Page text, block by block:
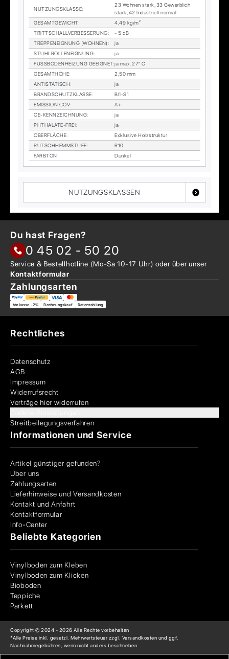
NUT­ZUNGS­KLAS­SE:
23 Woh­nen stark, 33 Ge­werb­lich
stark, 42 In­dus­tri­ell nor­mal
GE­SAMT­GE­WICHT:
4,49 kg/m²
TRITT­SCHALL­VER­BES­SE­RUNG:
- 5 dB
TREP­PEN­EIG­NUNG (WOH­NEN) :
ja
STUHL­ROL­LEN­EIG­NUNG:
ja
FUSS­BO­DEN­HEI­ZUNG GE­EIG­NET:ja max. 27° C
GE­SAMT­HÖ­HE:
2,50 mm
AN­TI­STA­TISCH:
ja
BRAND­SCHUTZ­KLAS­SE:
Bfl-S1
EMIS­SI­ON COV:
A+
CE-KENN­ZEICH­NUNG:
ja
PHTHA­LA­TE-FREI:
ja
OBER­FLÄ­CHE:
Ex­klu­si­ve Holz­struk­tur
RUTSCH­HEMM­STU­FE:
R10
FARB­TON: Dun­kel
NUTZUNGSKLASSEN
Du hast Fragen?
0 45 02 - 50 20
Service & Bestellhotline (Mo-Sa 10-17 Uhr) oder überunser
Kontaktformular
Zahlungsarten
Vorkasse -2% Rechnungskauf Ratenzahlung
Rechtliches
Datenschutz
AGB
Impressum
Widerrufsrecht
Verträge hier widerrufen
Streitbeilegungsverfahren
Informationen und Service
Artikel günstiger gefunden?
Über uns
Zahlungsarten
Lieferhinweise und Versandkosten
Kontakt und Anfahrt
Kontaktformular
Info-Center
Beliebte Kategorien
Vinylboden zum Kleben
Vinylboden zum Klicken
Bioboden
Teppiche
Parkett
Copyright © 2024 - 2026 Alle Rechte vorbehalten
*Alle Preise inkl. gesetzl. Mehrwertsteuer zzgl. Versandkosten und ggf.
Nachnahmegebühren, wenn nicht anders beschrieben